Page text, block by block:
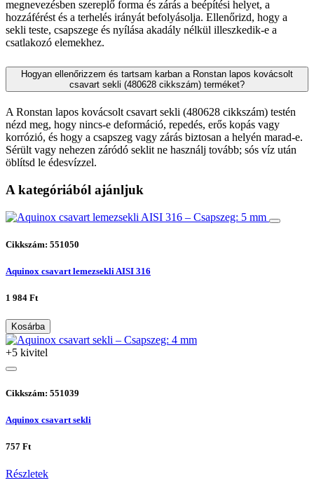
megnevezésben szereplő forma és zárás a beépítési helyet, a
hozzáférést és a terhelés irányát befolyásolja. Ellenőrizd, hogy a
sekli teste, csapszege és nyílása akadály nélkül illeszkedik-e a
csatlakozó elemekhez.
Hogyan ellenőrizzem és tartsam karban a Ronstan lapos kovácsolt
csavart sekli (480628 cikkszám) terméket?
A Ronstan lapos kovácsolt csavart sekli (480628 cikkszám) testén
nézd meg, hogy nincs-e deformáció, repedés, erős kopás vagy
korrózió, és hogy a csapszeg vagy zárás biztosan a helyén marad-e.
Sérült vagy nehezen záródó seklit ne használj tovább; sós víz után
öblítsd le édesvízzel.
A kategóriából ajánljuk
Cikkszám: 551050
Aquinox csavart lemezsekli AISI 316
1 984 Ft
Kosárba
+5 kivitel
Cikkszám: 551039
Aquinox csavart sekli
757 Ft
Részletek